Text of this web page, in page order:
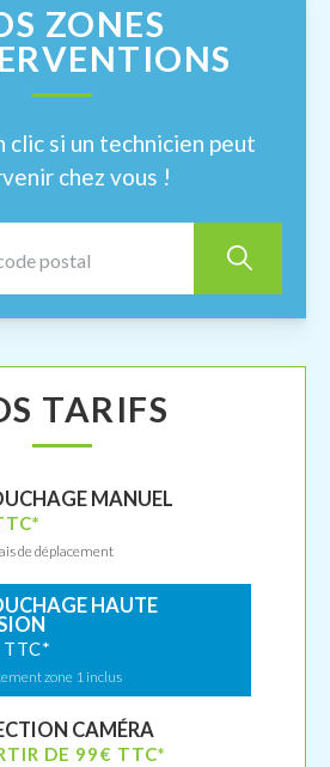
ZONES
clic si un technicien peut
chez vous !
TARIFS
MANUEL
de déplacement
HAUTE
zone 1 inclus
CAMÉRA
DE 99€ TTC*